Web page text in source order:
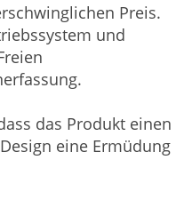
Preis.
und
das Produkt einen
eine Ermüdung